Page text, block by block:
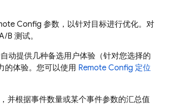
Config 参数，以针对目标进行优化。对
B 测试。
动提供几种备选用户体验（针对您选择的
的体验。您可以使用 Remote Config 定位
并根据事件数量或某个事件参数的汇总值